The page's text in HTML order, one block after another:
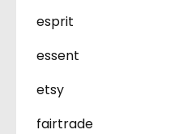
esprit
essent
etsy
fairtrade